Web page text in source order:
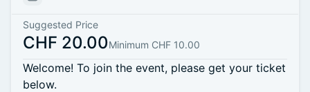
Suggested Price
CHF 20.00Minimum CHF 10.00
Welcome! To join the event, please get your ticket
below.